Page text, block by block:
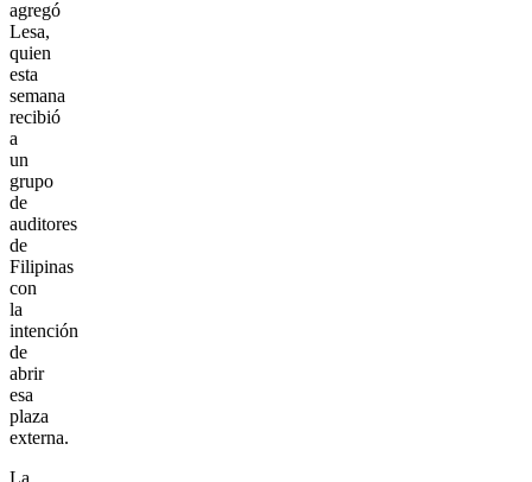
agregó
Lesa,
quien
esta
semana
recibió
a
un
grupo
de
auditores
de
Filipinas
con
la
intención
de
abrir
esa
plaza
externa.